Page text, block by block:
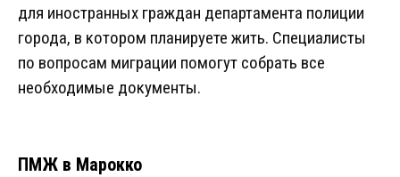
для иностранных граждан департамента полиции
города, в котором планируете жить. Специалисты
по вопросам миграции помогут собрать все
необходимые документы.
ПМЖ в Марокко